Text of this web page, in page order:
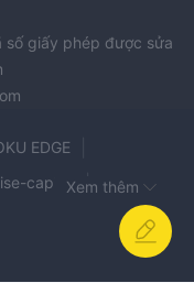
số giấy phép được sửa
EDGE
capital
Trader Network
Xem thêm